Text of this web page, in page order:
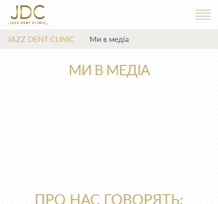
JAZZ DENT CLINIC Ми в медіа
МИ В МЕДІА
ПРО НАС ГОВОРЯТЬ: